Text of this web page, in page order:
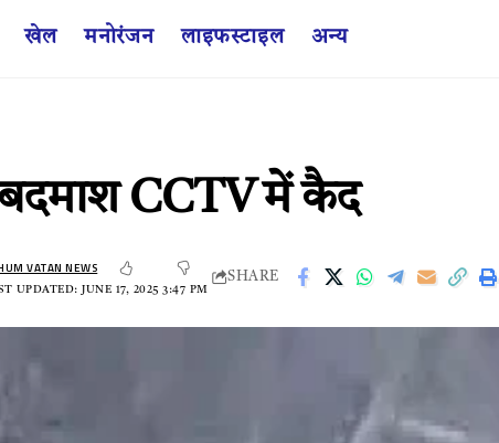
खेल मनोरंजन लाइफस्टाइल अन्य
बदमाश CCTV में कैद
UPDATED: JUNE 17, 2025 3:47 PM
VATAN NEWS
SHARE